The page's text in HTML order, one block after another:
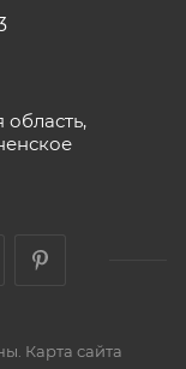
область,
Карта сайта